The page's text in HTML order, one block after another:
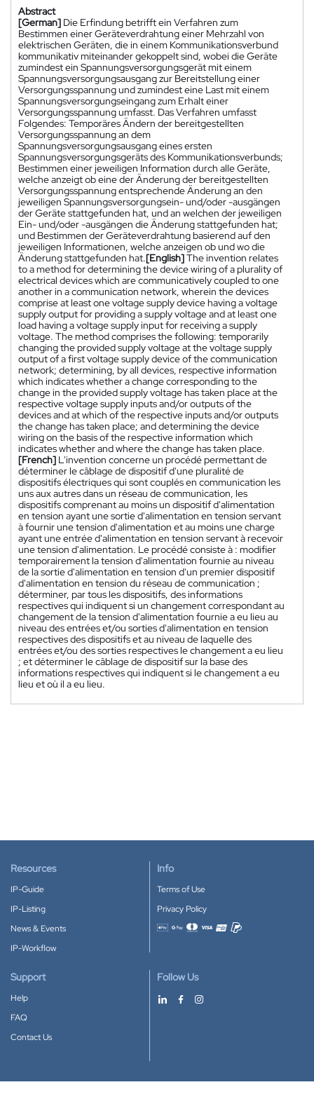
Abstract
[German] Die Erfindung betrifft ein Verfahren zum
Bestimmen einer Geräteverdrahtung einer Mehrzahl von
elektrischen Geräten, die in einem Kommunikationsverbund
kommunikativ miteinander gekoppelt sind, wobei die Geräte
zumindest ein Spannungsversorgungsgerät mit einem
Spannungsversorgungsausgang zur Bereitstellung einer
Versorgungsspannung und zumindest eine Last mit einem
Spannungsversorgungseingang zum Erhalt einer
Versorgungsspannung umfasst. Das Verfahren umfasst
Folgendes: Temporäres Ändern der bereitgestellten
Versorgungsspannung an dem
Spannungsversorgungsausgang eines ersten
Spannungsversorgungsgeräts des Kommunikationsverbunds;
Bestimmen einer jeweiligen Information durch alle Geräte,
welche anzeigt ob eine der Änderung der bereitgestellten
Versorgungsspannung entsprechende Änderung an den
jeweiligen Spannungsversorgungsein- und/oder -ausgängen
der Geräte stattgefunden hat, und an welchen der jeweiligen
Ein- und/oder -ausgängen die Änderung stattgefunden hat;
und Bestimmen der Geräteverdrahtung basierend auf den
jeweiligen Informationen, welche anzeigen ob und wo die
Änderung stattgefunden hat.[English]The invention relates
to a method for determining the device wiring of a plurality of
electrical devices which are communicatively coupled to one
another in a communication network, wherein the devices
comprise at least one voltage supply device having a voltage
supply output for providing a supply voltage and at least one
load having a voltage supply input for receiving a supply
voltage. The method comprises the following: temporarily
changing the provided supply voltage at the voltage supply
output of a first voltage supply device of the communication
network; determining, by all devices, respective information
which indicates whether a change corresponding to the
change in the provided supply voltage has taken place at the
respective voltage supply inputs and/or outputs of the
devices and at which of the respective inputs and/or outputs
the change has taken place; and determining the device
wiring on the basis of the respective information which
indicates whether and where the change has taken place.
[French] L'invention concerne un procédé permettant de
déterminer le câblage de dispositif d'une pluralité de
dispositifs électriques qui sont couplés en communication les
uns aux autres dans un réseau de communication, les
dispositifs comprenant au moins un dispositif d'alimentation
en tension ayant une sortie d'alimentation en tension servant
à fournir une tension d'alimentation et au moins une charge
ayant une entrée d'alimentation en tension servant à recevoir
une tension d'alimentation. Le procédé consiste à : modifier
temporairement la tension d'alimentation fournie au niveau
de la sortie d'alimentation en tension d'un premier dispositif
d'alimentation en tension du réseau de communication ;
déterminer, par tous les dispositifs, des informations
respectives qui indiquent si un changement correspondant au
changement de la tension d'alimentation fournie a eu lieu au
niveau des entrées et/ou sorties d'alimentation en tension
respectives des dispositifs et au niveau de laquelle des
entrées et/ou des sorties respectives le changement a eu lieu
; et déterminer le câblage de dispositif sur la base des
informations respectives qui indiquent si le changement a eu
lieu et où il a eu lieu.
Resources
IP-Guide
IP-Listing
News & Events
IP-Workflow
Info
Terms of Use
Privacy Policy
Accepted payment methods
Support
Help
FAQ
Contact Us
Follow Us